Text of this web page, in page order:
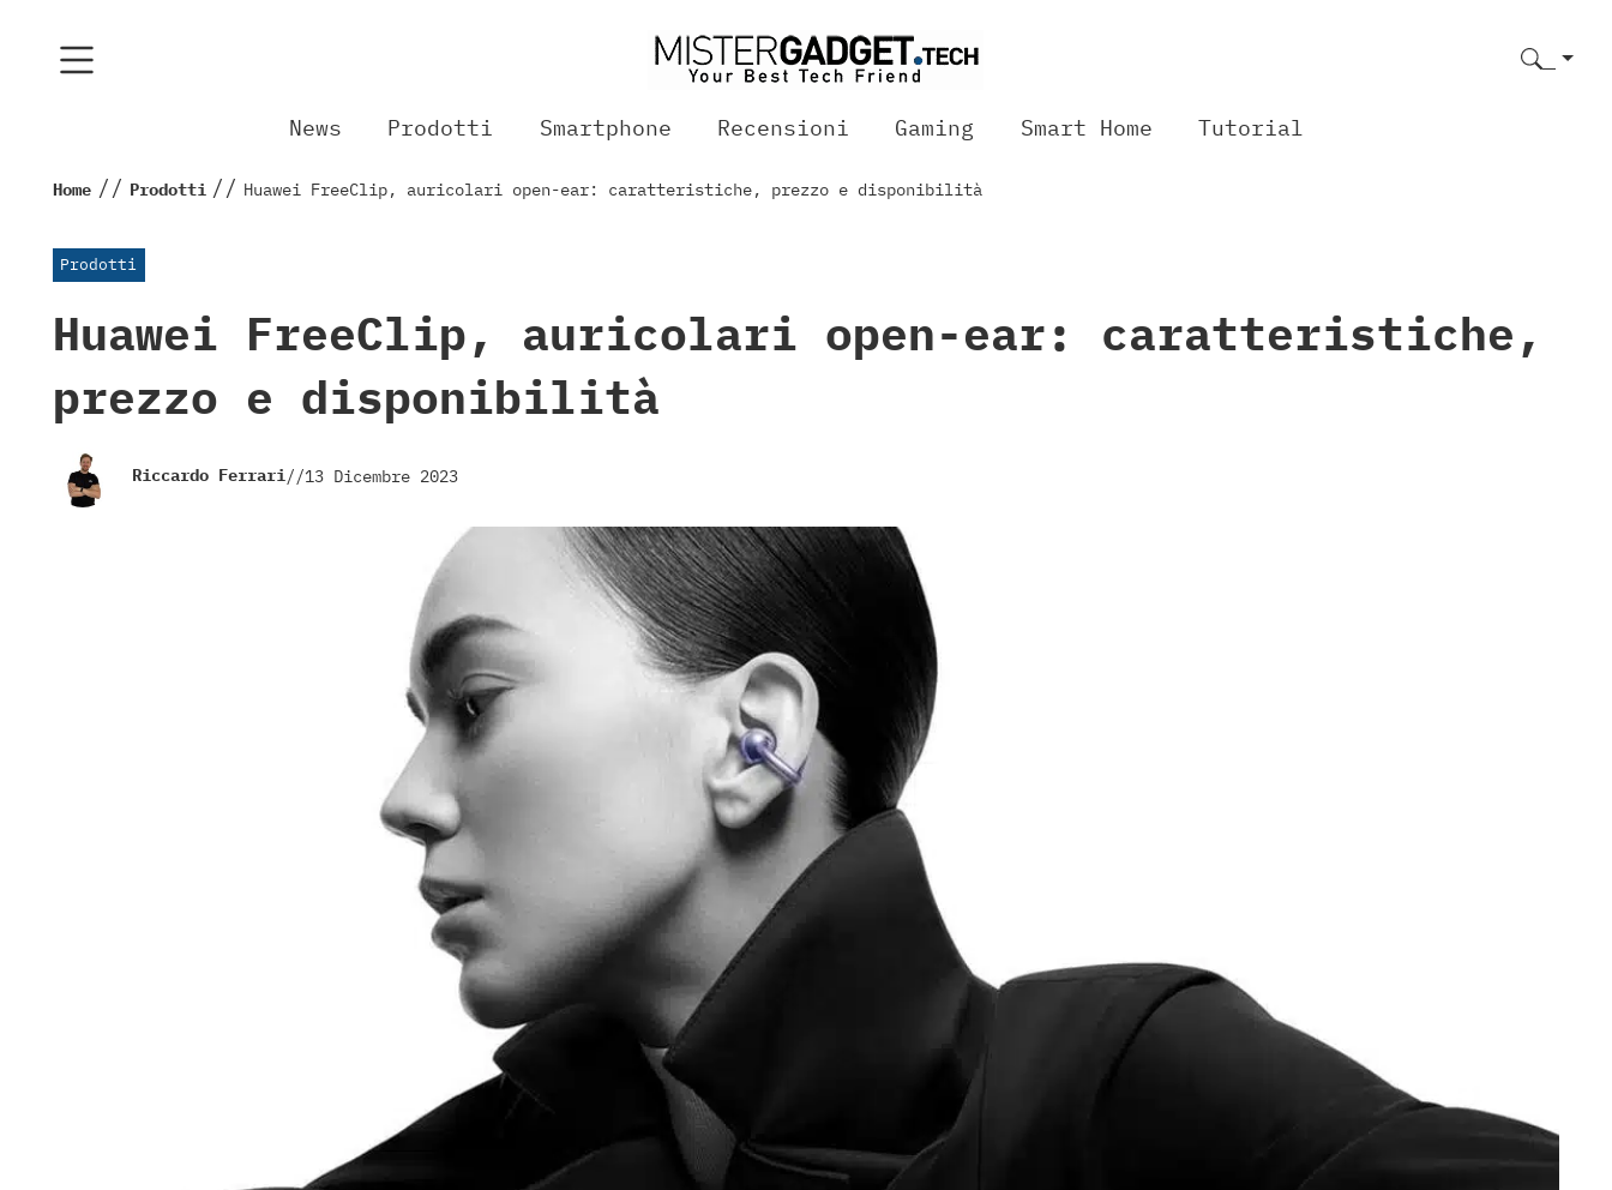
News Prodotti Smartphone Recensioni Gaming Smart Home Tutorial
Home // Prodotti // Huawei FreeClip, auricolari open-ear: caratteristiche, prezzo e disponibilità
Prodotti
Huawei FreeClip, auricolari open-ear: caratteristiche,
prezzo e disponibilità
Riccardo Ferrari//13 Dicembre 2023